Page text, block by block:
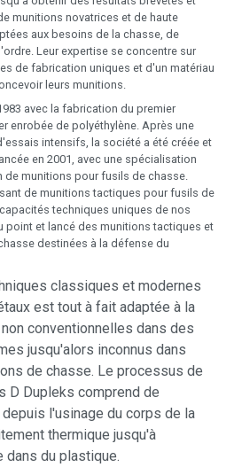
munitions novatrices et de haute
aux besoins de la chasse, de
Leur expertise se concentre sur
de fabrication uniques et d'un matériau
leurs munitions.
avec la fabrication du premier
enrobée de polyéthylène. Après une
intensifs, la société a été créée et
en 2001, avec une spécialisation
de munitions pour fusils de chasse.
de munitions tactiques pour fusils de
techniques uniques de nos
point et lancé des munitions tactiques et
destinées à la défense du
classiques et modernes
est tout à fait adaptée à la
conventionnelles dans des
jusqu'alors inconnus dans
de chasse. Le processus de
D Dupleks comprend de
l'usinage du corps de la
thermique jusqu'à
dans du plastique.